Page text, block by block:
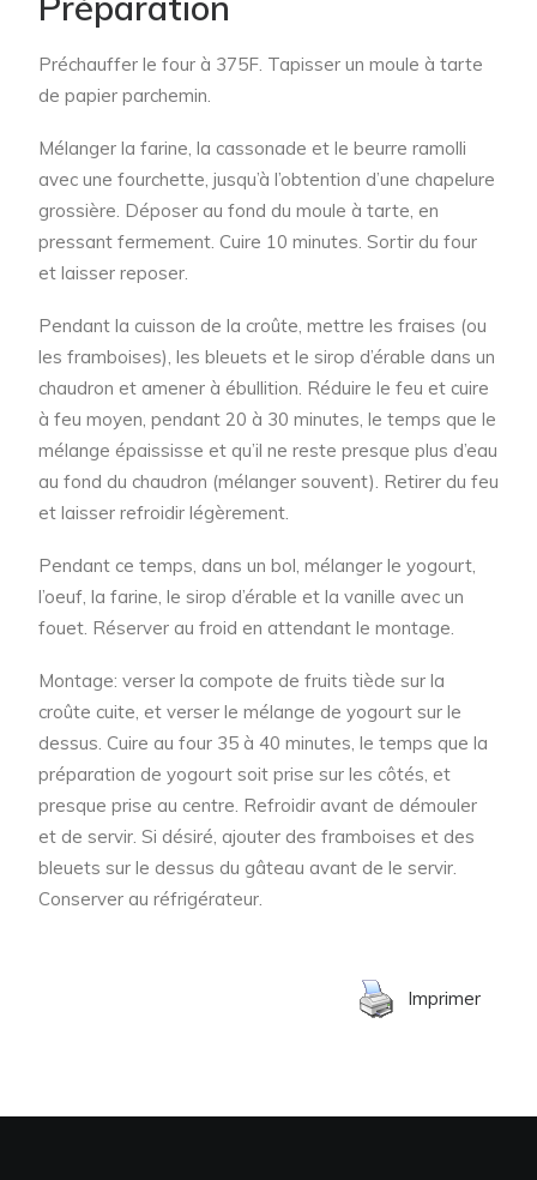
Préchauffer le four à 375F. Tapisser un moule à tarte
de papier parchemin.
Mélanger la farine, la cassonade et le beurre ramolli
avec une fourchette, jusqu’à l’obtention d’une chapelure
grossière. Déposer au fond du moule à tarte, en
pressant fermement. Cuire 10 minutes. Sortir du four
et laisser reposer.
Pendant la cuisson de la croûte, mettre les fraises (ou
les framboises), les bleuets et le sirop d’érable dans un
chaudron et amener à ébullition. Réduire le feu et cuire
à feu moyen, pendant 20 à 30 minutes, le temps que le
mélange épaississe et qu’il ne reste presque plus d’eau
au fond du chaudron (mélanger souvent). Retirer du feu
et laisser refroidir légèrement.
Pendant ce temps, dans un bol, mélanger le yogourt,
l’oeuf, la farine, le sirop d’érable et la vanille avec un
fouet. Réserver au froid en attendant le montage.
Montage: verser la compote de fruits tiède sur la
croûte cuite, et verser le mélange de yogourt sur le
dessus. Cuire au four 35 à 40 minutes, le temps que la
préparation de yogourt soit prise sur les côtés, et
presque prise au centre. Refroidir avant de démouler
et de servir. Si désiré, ajouter des framboises et des
bleuets sur le dessus du gâteau avant de le servir.
Conserver au réfrigérateur.
Imprimer